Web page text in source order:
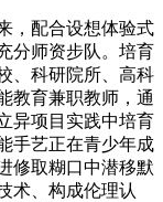
配合设想体验式
分师资步队。培育
、科研院所、高科
教育兼职教师，通
异项目实践中培育
手艺正在青少年成
修取糊口中潜移默
术、构成伦理认